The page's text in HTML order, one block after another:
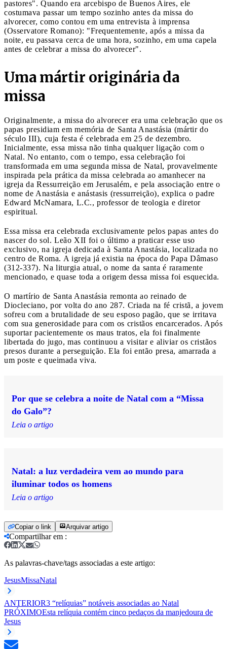
pastores". Quando era arcebispo de Buenos Aires, ele
costumava passar um tempo sozinho antes da missa do
alvorecer, como contou em uma entrevista à imprensa
(Osservatore Romano): "Frequentemente, após a missa da
noite, eu passava cerca de uma hora, sozinho, em uma capela
antes de celebrar a missa do alvorecer".
Uma mártir originária da
missa
Originalmente, a missa do alvorecer era uma celebração que os
papas presidiam em memória de Santa Anastásia (mártir do
século III), cuja festa é celebrada em 25 de dezembro.
Inicialmente, essa missa não tinha qualquer ligação com o
Natal. No entanto, com o tempo, essa celebração foi
transformada em uma segunda missa de Natal, provavelmente
inspirada pela prática da missa celebrada ao amanhecer na
igreja da Ressurreição em Jerusalém, e pela associação entre o
nome de Anastásia e anástasis (ressurreição), explica o padre
Edward McNamara, L.C., professor de teologia e diretor
espiritual.
Essa missa era celebrada exclusivamente pelos papas antes do
nascer do sol. Leão XII foi o último a praticar esse uso
exclusivo, na igreja dedicada à Santa Anastásia, localizada no
centro de Roma. A igreja já existia na época do Papa Dâmaso
(312-337). Na liturgia atual, o nome da santa é raramente
mencionado, e quase toda a origem dessa missa foi esquecida.
O martírio de Santa Anastásia remonta ao reinado de
Diocleciano, por volta do ano 287. Criada na fé cristã, a jovem
sofreu com a brutalidade de seu esposo pagão, que se irritava
com sua generosidade para com os cristãos encarcerados. Após
suportar pacientemente os maus tratos, ela foi finalmente
libertada do jugo, mas continuou a visitar e aliviar os cristãos
presos durante a perseguição. Ela foi então presa, amarrada a
um poste e queimada viva.
Por que se celebra a noite de Natal com a “Missa
do Galo”?
Leia o artigo
Natal: a luz verdadeira vem ao mundo para
iluminar todos os homens
Leia o artigo
Copiar o link Arquivar artigo
Compartilhar em :
As palavras-chave/tags associadas a este artigo:
JesusMissaNatal
ANTERIOR3 “relíquias” notáveis associadas ao Natal
PRÓXIMOEsta relíquia contém cinco pedaços da manjedoura de
Jesus